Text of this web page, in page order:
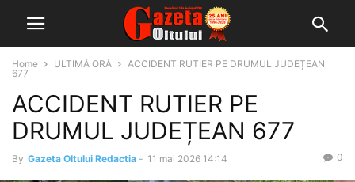
Home ULTIMĂ ORĂ
ACCIDENT RUTIER PE DRUMUL JUDEȚEAN
677
ACCIDENT RUTIER PE
DRUMUL JUDEȚEAN 677
By Gazeta Oltului Redactia - 11 mai 2026 14:14 0